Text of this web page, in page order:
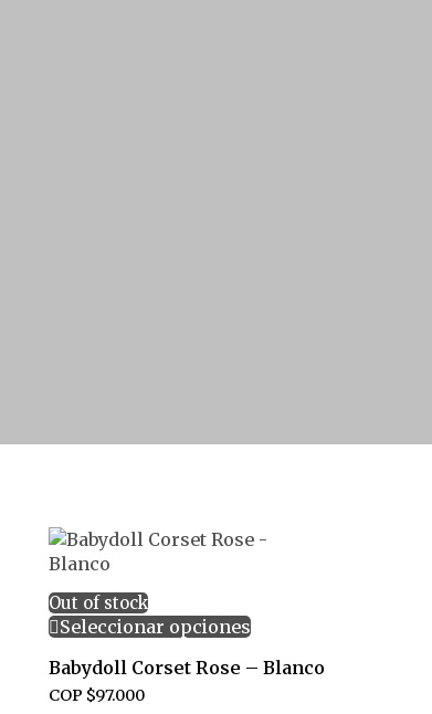
Out of stock
Seleccionar opciones
Babydoll Corset Rose – Blanco
COP $97.000